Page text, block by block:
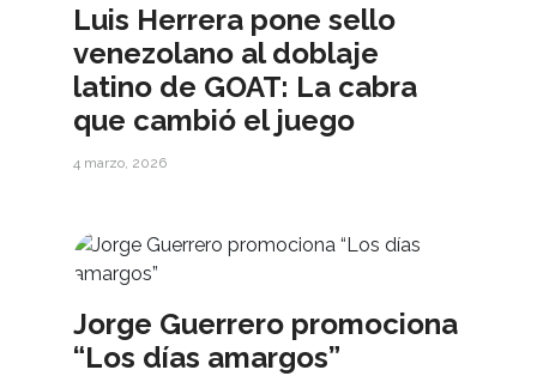
Luis Herrera pone sello
venezolano al doblaje
latino de GOAT: La cabra
que cambió el juego
4 marzo, 2026
Jorge Guerrero promociona
“Los días amargos”